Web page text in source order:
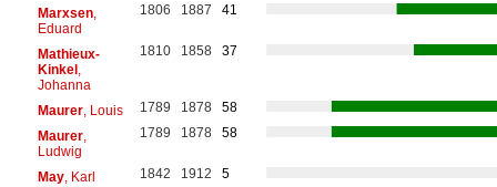
Marxsen,
Eduard
1806 1887 41
Mathieux-
Kinkel,
Johanna
1810 1858 37
Maurer, Louis 1789 1878
58
Maurer,
Ludwig
1789 1878 58
May, Karl 1842 1912 5